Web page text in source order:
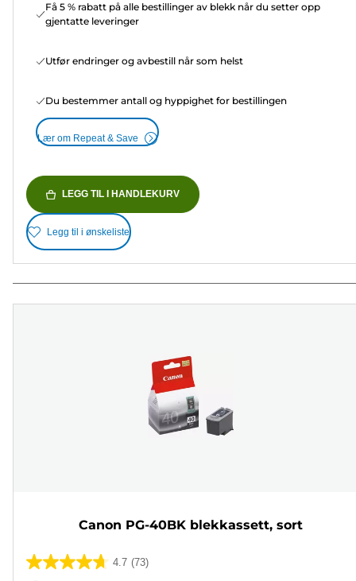
Få 5 % rabatt på alle bestillinger av blekk når du setter opp
gjentatte leveringer
Utfør endringer og avbestill når som helst
Du bestemmer antall og hyppighet for bestillingen
Lær om Repeat & Save
LEGG TIL I HANDLEKURV
Legg til i ønskeliste
Canon PG-40BK blekkassett, sort
4.7 (73)
4.7